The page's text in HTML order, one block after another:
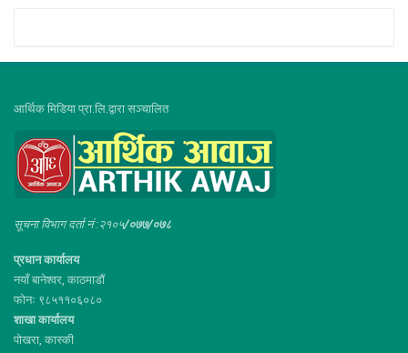
आर्थिक मिडिया प्रा.लि.द्वारा सञ्चालित
सूचना विभाग दर्ता नं :२१०५/०७७/०७८
प्रधान कार्यालय
नयाँ बानेश्वर, काठमाडौं
फोनः ९८५११०६०८०
शाखा कार्यालय
पोखरा, कास्की